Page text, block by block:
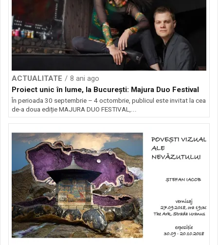
ACTUALITATE
8 ani ago
Proiect unic în lume, la București: Majura Duo Festival
În perioada 30 septembrie – 4 octombrie, publicul este invitat la cea
de-a doua ediție MAJURA DUO FESTIVAL,...